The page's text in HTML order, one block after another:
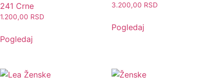
241 Crne
1.200,00 RSD
Pogledaj
3.200,00 RSD
Pogledaj